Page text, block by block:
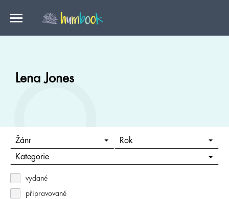
Lena Jones
Žánr Rok
Kategorie
vydané
připravované